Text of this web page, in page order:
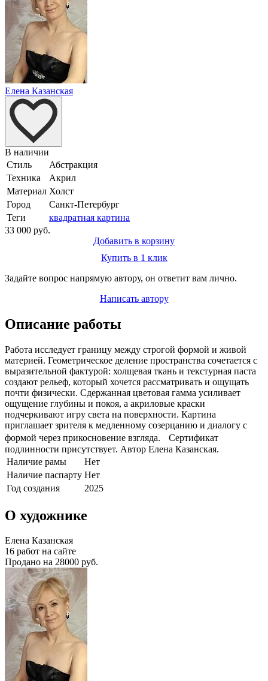
Елена Казанская
В наличии
Стиль
Абстракция
Техника
Акрил
Материал Холст
Город
Санкт-Петербург
Теги
квадратная картина
33 000 руб.
Добавить в корзину
Купить в 1 клик
Задайте вопрос напрямую автору, он ответит вам лично.
Написать автору
Описание работы
Работа исследует границу между строгой формой и живой
материей. Геометрическое деление пространства сочетается с
выразительной фактурой: холщевая ткань и текстурная паста
создают рельеф, который хочется рассматривать и ощущать
почти физически. Сдержанная цветовая гамма усиливает
ощущение глубины и покоя, а акриловые краски
подчеркивают игру света на поверхности. Картина
приглашает зрителя к медленному созерцанию и диалогу с
формой через прикосновение взгляда. Сертификат
подлинности присутствует. Автор Елена Казанская.
Наличие рамы
Нет
Наличие паспарту Нет
Год создания
2025
О художнике
Елена Казанская
16 работ на сайте
Продано на 28000 руб.